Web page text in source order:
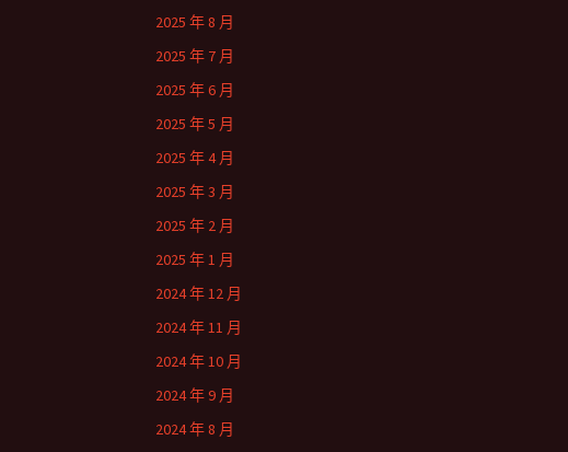
2025 年 8 月
2025 年 7 月
2025 年 6 月
2025 年 5 月
2025 年 4 月
2025 年 3 月
2025 年 2 月
2025 年 1 月
2024 年 12 月
2024 年 11 月
2024 年 10 月
2024 年 9 月
2024 年 8 月